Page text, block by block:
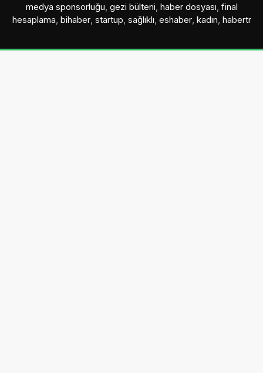
medya sponsorluğu, gezi bülteni, haber dosyası, final
hesaplama, bihaber, startup, sağlıklı, eshaber, kadın, habertr